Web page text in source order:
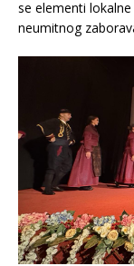
se elementi
neumitnog